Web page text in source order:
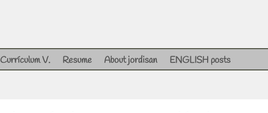
Currículum V. Resume About jordisan ENGLISH posts